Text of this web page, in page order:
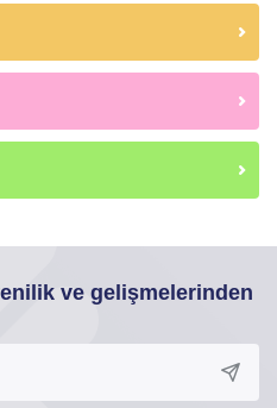
ve gelişmelerinden